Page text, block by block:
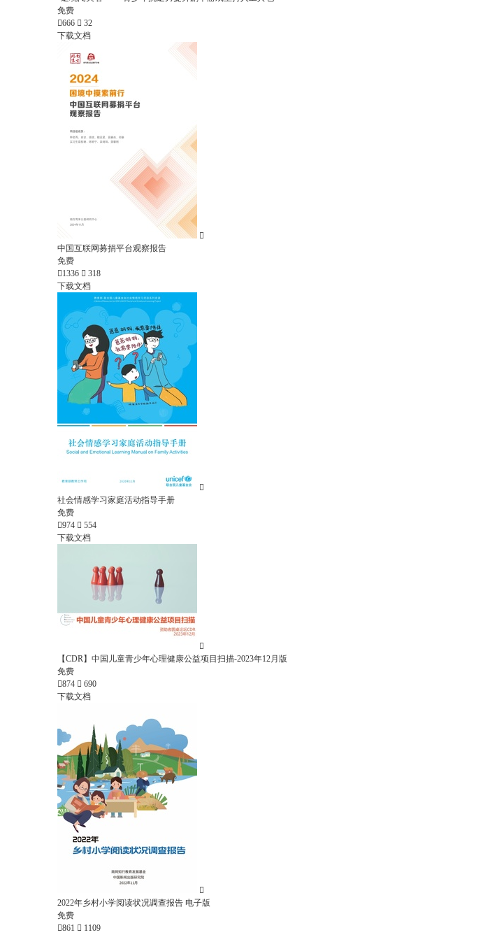
免费
666  32
下载文档

中国互联网募捐平台观察报告
免费
1336  318
下载文档

社会情感学习家庭活动指导手册
免费
974  554
下载文档

【CDR】中国儿童青少年心理健康公益项目扫描-2023年12月版
免费
874  690
下载文档

2022年乡村小学阅读状况调查报告 电子版
免费
861  1109